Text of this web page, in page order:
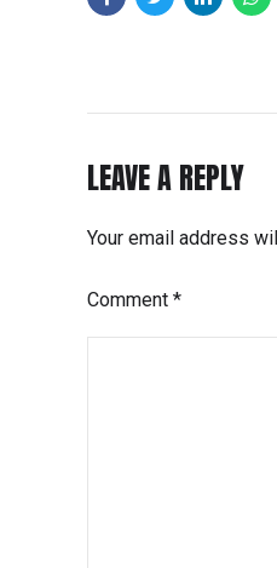
LEAVE A REPLY
Your email address
Comment *